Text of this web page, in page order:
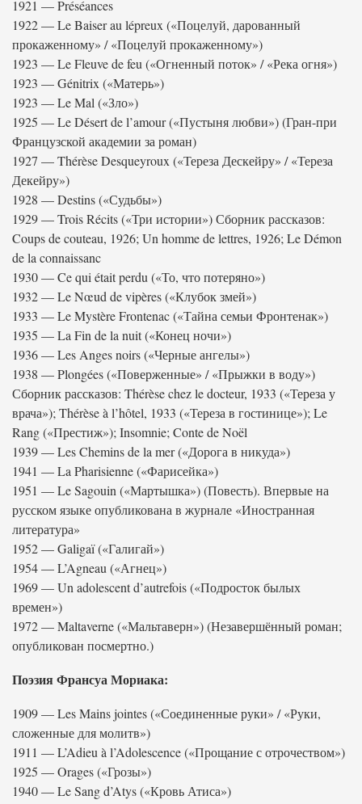
1921 — Préséances
1922 — Le Baiser au lépreux («Поцелуй, дарованный
прокаженному» / «Поцелуй прокаженному»)
1923 — Le Fleuve de feu («Огненный поток» / «Река огня»)
1923 — Génitrix («Матерь»)
1923 — Le Mal («Зло»)
1925 — Le Désert de l’amour («Пустыня любви») (Гран-при
Французской академии за роман)
1927 — Thérèse Desqueyroux («Тереза Дескейру» / «Тереза
Декейру»)
1928 — Destins («Судьбы»)
1929 — Trois Récits («Три истории») Сборник рассказов:
Coups de couteau, 1926; Un homme de lettres, 1926; Le Démon
de la connaissanc
1930 — Ce qui était perdu («То, что потеряно»)
1932 — Le Nœud de vipères («Клубок змей»)
1933 — Le Mystère Frontenac («Тайна семьи Фронтенак»)
1935 — La Fin de la nuit («Конец ночи»)
1936 — Les Anges noirs («Черные ангелы»)
1938 — Plongées («Поверженные» / «Прыжки в воду»)
Сборник рассказов: Thérèse chez le docteur, 1933 («Тереза у
врача»); Thérèse à l’hôtel, 1933 («Тереза в гостинице»); Le
Rang («Престиж»); Insomnie; Conte de Noël
1939 — Les Chemins de la mer («Дорога в никуда»)
1941 — La Pharisienne («Фарисейка»)
1951 — Le Sagouin («Мартышка») (Повесть). Впервые на
русском языке опубликована в журнале «Иностранная
литература»
1952 — Galigaï («Галигай»)
1954 — L’Agneau («Агнец»)
1969 — Un adolescent d’autrefois («Подросток былых
времен»)
1972 — Maltaverne («Мальтаверн») (Незавершённый роман;
опубликован посмертно.)
Поэзия Франсуа Мориака:
1909 — Les Mains jointes («Соединенные руки» / «Руки,
сложенные для молитв»)
1911 — L’Adieu à l’Adolescence («Прощание с отрочеством»)
1925 — Orages («Грозы»)
1940 — Le Sang d’Atys («Кровь Атиса»)